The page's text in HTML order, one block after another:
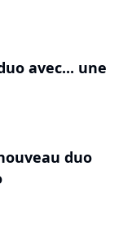
avec... une
duo